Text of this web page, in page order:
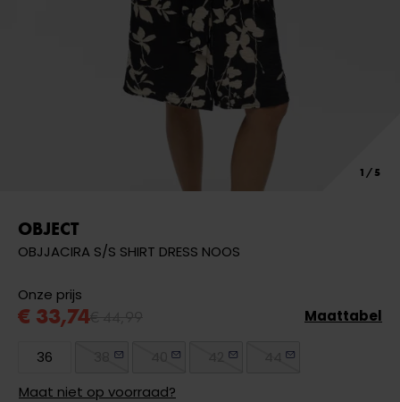
OBJECT
OBJJACIRA S/S SHIRT DRESS NOOS
Onze prijs
€ 33,74
36
Maat niet op voorraad?
Maattabel